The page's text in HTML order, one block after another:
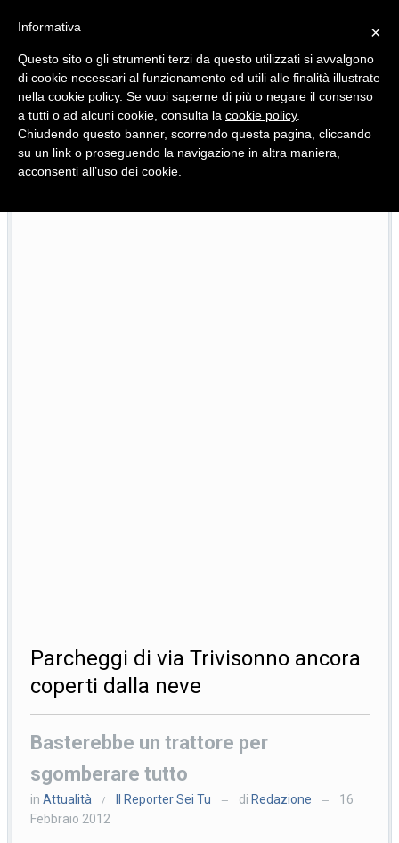
Quotidiano d'informazione distribuito in Molise con
Parcheggi di via Trivisonno ancora
coperti dalla neve
Basterebbe un trattore per
sgomberare tutto
inAttualità / Il Reporter Sei Tu — di Redazione —
16
Febbraio 2012
×
Informativa
Questo sito o gli strumenti terzi da questo utilizzati si avvalgono
di cookie necessari al funzionamento ed utili alle finalità illustrate
nella cookie policy. Se vuoi saperne di più o negare il consenso
a tutti o ad alcuni cookie, consulta la cookie policy.
Chiudendo questo banner, scorrendo questa pagina, cliccando
su un link o proseguendo la navigazione in altra maniera,
acconsenti all’uso dei cookie.